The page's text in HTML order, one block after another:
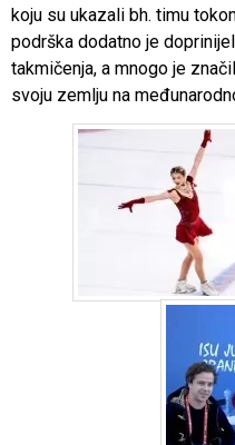
koju su ukazali bh. timu
podrška dodatno je
takmičenja, a mnogo je
svoju zemlju na